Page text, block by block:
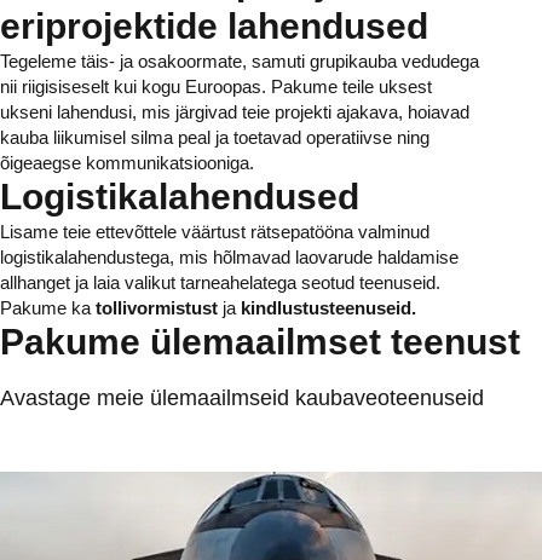
eriprojektide lahendused
Tegeleme täis- ja osakoormate, samuti grupikauba vedudega
nii riigisiseselt kui kogu Euroopas. Pakume teile uksest
ukseni lahendusi, mis järgivad teie projekti ajakava, hoiavad
kauba liikumisel silma peal ja toetavad operatiivse ning
õigeaegse kommunikatsiooniga.
Logistikalahendused
Lisame teie ettevõttele väärtust rätsepatööna valminud
logistikalahendustega, mis hõlmavad laovarude haldamise
allhanget ja laia valikut tarneahelatega seotud teenuseid.
Pakume ka tollivormistust ja kindlustusteenuseid.
Pakume ülemaailmset teenust
Avastage meie ülemaailmseid kaubaveoteenuseid